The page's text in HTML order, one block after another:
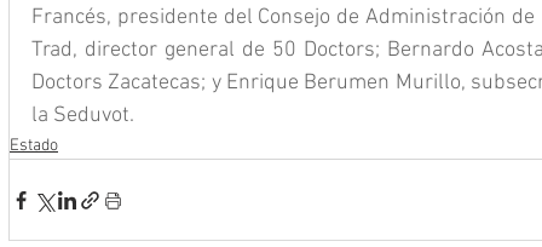
Francés, presidente del Consejo de Administración
Trad, director general de 50 Doctors; Bernardo
Doctors Zacatecas; y Enrique Berumen Murillo,
la Seduvot.
Estado